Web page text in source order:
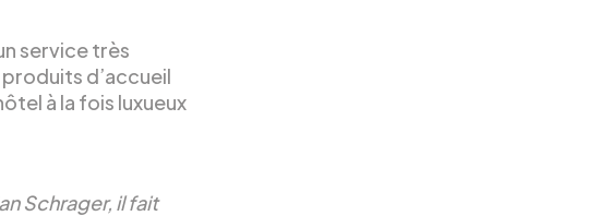
service très
d’accueil
à la fois luxueux
Schrager, il fait